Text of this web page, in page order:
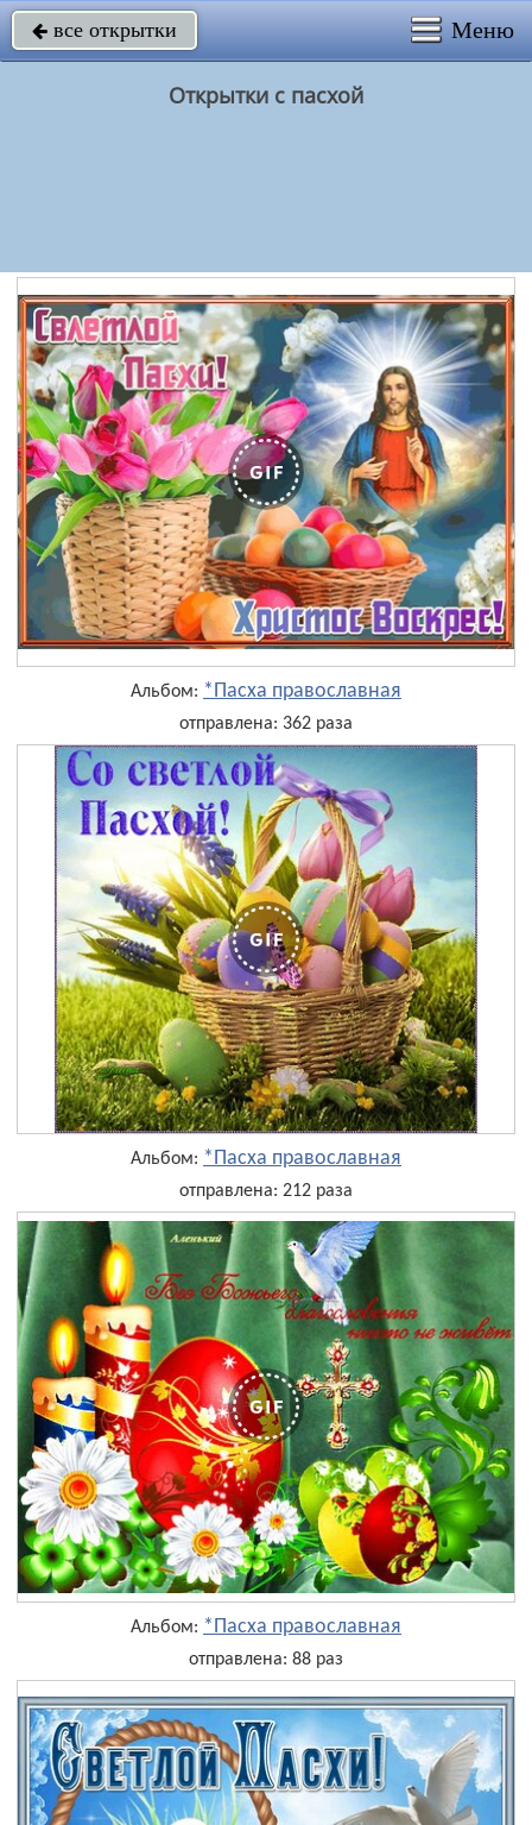
 все открытки Меню
Открытки с пасхой
Альбом: *Пасха православная
отправлена: 362 раза
Альбом: *Пасха православная
отправлена: 212 раза
Альбом: *Пасха православная
отправлена: 88 раз